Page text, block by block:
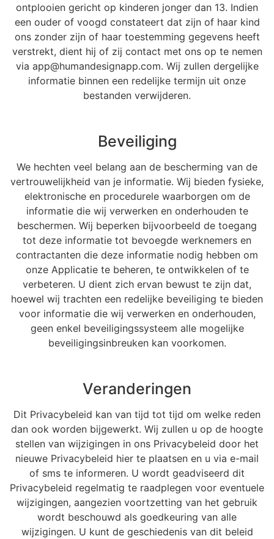
ontplooien gericht op kinderen jonger dan 13. Indien
een ouder of voogd constateert dat zijn of haar kind
ons zonder zijn of haar toestemming gegevens heeft
verstrekt, dient hij of zij contact met ons op te nemen
via app@humandesignapp.com. Wij zullen dergelijke
informatie binnen een redelijke termijn uit onze
bestanden verwijderen.
Beveiliging
We hechten veel belang aan de bescherming van de
vertrouwelijkheid van je informatie. Wij bieden fysieke,
elektronische en procedurele waarborgen om de
informatie die wij verwerken en onderhouden te
beschermen. Wij beperken bijvoorbeeld de toegang
tot deze informatie tot bevoegde werknemers en
contractanten die deze informatie nodig hebben om
onze Applicatie te beheren, te ontwikkelen of te
verbeteren. U dient zich ervan bewust te zijn dat,
hoewel wij trachten een redelijke beveiliging te bieden
voor informatie die wij verwerken en onderhouden,
geen enkel beveiligingssysteem alle mogelijke
beveiligingsinbreuken kan voorkomen.
Veranderingen
Dit Privacybeleid kan van tijd tot tijd om welke reden
dan ook worden bijgewerkt. Wij zullen u op de hoogte
stellen van wijzigingen in ons Privacybeleid door het
nieuwe Privacybeleid hier te plaatsen en u via e-mail
of sms te informeren. U wordt geadviseerd dit
Privacybeleid regelmatig te raadplegen voor eventuele
wijzigingen, aangezien voortzetting van het gebruik
wordt beschouwd als goedkeuring van alle
wijzigingen. U kunt de geschiedenis van dit beleid